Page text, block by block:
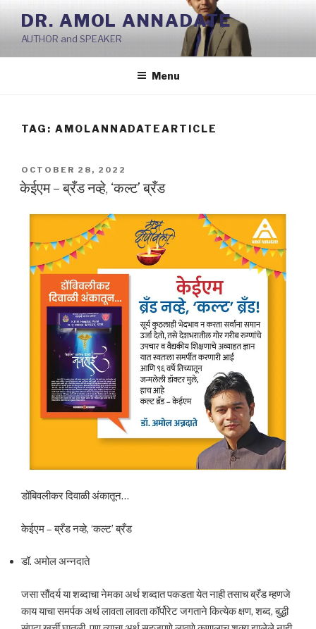
Skip
content
DR. AMOL ANNADATE
AUTHOR and SPEAKER
Menu
TAG: AMOLANNADATEARTICLE
POSTED
ON
OCTOBER 28, 2022
केईएम – ब्रँड नव्हे, ‘कल्ट’ ब्रँड
डोंबिवलीकर दिवाळी अंकातून…
केईएम – ब्रँड नव्हे, ‘कल्ट’ ब्रँड
डॉ. अमोल अन्नदाते
जसा सौंदर्य या शब्दाचा नेमका अर्थ शब्दात पकडता येत नाही तसाच ब्रँड म्हणजे
काय याचा समर्पक अर्थ लावता लावता कॉर्पोरेट जगताने कित्येक क्षण, शब्द, बुद्धी